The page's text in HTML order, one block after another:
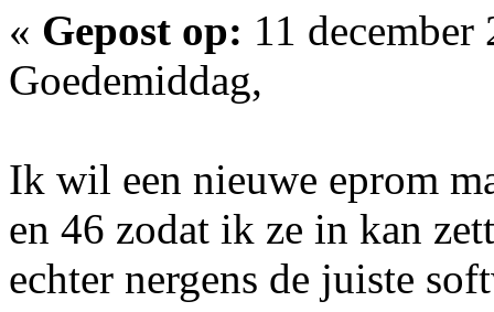
« Gepost op: 11
Goedemiddag,
Ik wil een nieuwe eprom
en 46 zodat ik ze in kan
echter nergens de juiste